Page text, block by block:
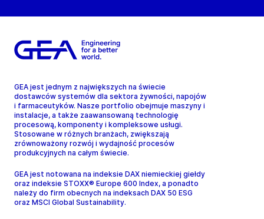
GEA jest jednym z największych na świecie
dostawców systemów dla sektora żywności, napojów
i farmaceutyków. Nasze portfolio obejmuje maszyny i
instalacje, a także zaawansowaną technologię
procesową, komponenty i kompleksowe usługi.
Stosowane w różnych branżach, zwiększają
zrównoważony rozwój i wydajność procesów
produkcyjnych na całym świecie.
GEA jest notowana na indeksie DAX niemieckiej giełdy
oraz indeksie STOXX® Europe 600 Index, a ponadto
należy do firm obecnych na indeksach DAX 50 ESG
oraz MSCI Global Sustainability.